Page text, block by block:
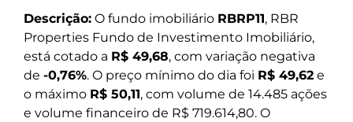
Descrição: O fundo imobiliário RBRP11, RBR
Properties Fundo de Investimento Imobiliário,
está cotado a R$ 49,68, com variação negativa
de -0,76%. O preço mínimo do dia foi R$ 49,62 e
o máximo R$ 50,11, com volume de 14.485 ações
e volume financeiro de R$ 719.614,80. O